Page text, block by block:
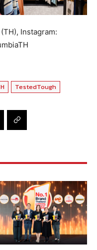
Instagram:
TestedTough